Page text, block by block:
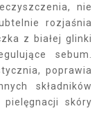
nie
rozjaśnia
z białej glinki
sebum.
poprawia
składników
skóry